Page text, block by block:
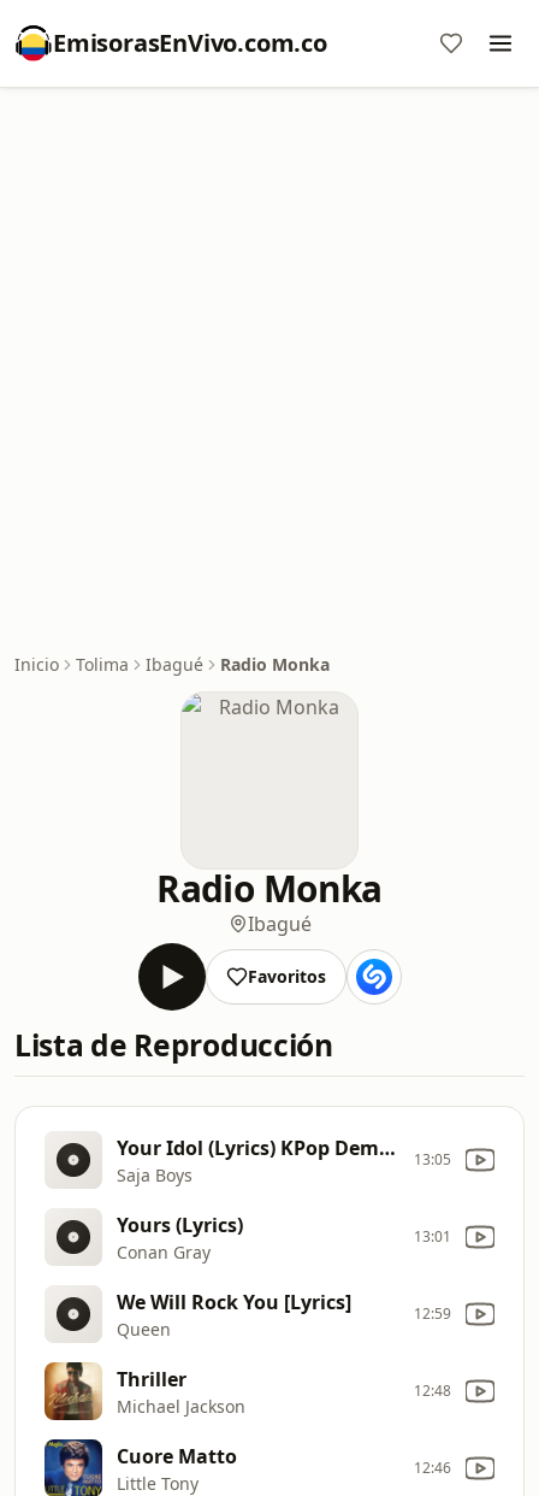
EmisorasEnVivo.com.co
Inicio Tolima Ibagué Radio Monka
Radio Monka
Ibagué
Favoritos
Lista de Reproducción
Your Idol (Lyrics) KPop Demon Hunters
Saja Boys
13:05
Yours (Lyrics)
Conan Gray
13:01
We Will Rock You [Lyrics]
Queen
12:59
Thriller
Michael Jackson
12:48
Cuore Matto
Little Tony
12:46